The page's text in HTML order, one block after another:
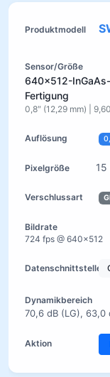
640×512-
Fertigung
0,8″ (12,29 mm) |
15
724 fps @ 640×512
70,6 dB (LG), 63,0